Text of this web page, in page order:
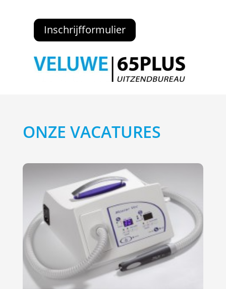
Inschrijfformulier
ONZE VACATURES